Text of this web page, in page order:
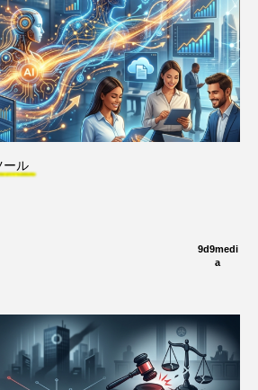
ール
9d9medi
a